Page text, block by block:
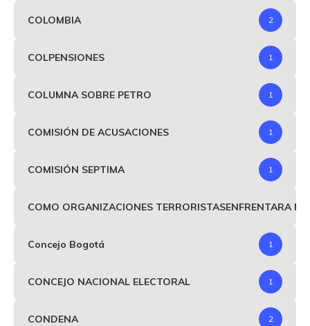
COLOMBIA 2
COLPENSIONES 1
COLUMNA SOBRE PETRO 1
COMISIÓN DE ACUSACIONES 1
COMISIÓN SEPTIMA 1
COMO ORGANIZACIONES TERRORISTASENFRENTARA
Concejo Bogotá 1
CONCEJO NACIONAL ELECTORAL 1
CONDENA 2